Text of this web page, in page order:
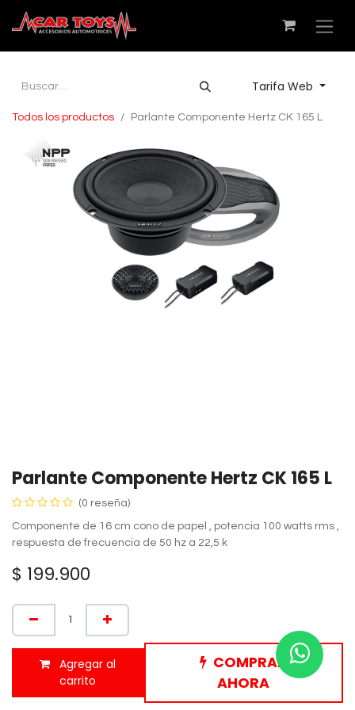
Tarifa Web
Todos los productos Parlante Componente Hertz CK 165 L
Parlante Componente Hertz CK 165 L
(0 reseña)
Componente de 16 cm cono de papel , potencia 100 watts rms ,
respuesta de frecuencia de 50 hz a 22,5 k
$ 199.900
Agregar al
carrito
COMPRAR
AHORA